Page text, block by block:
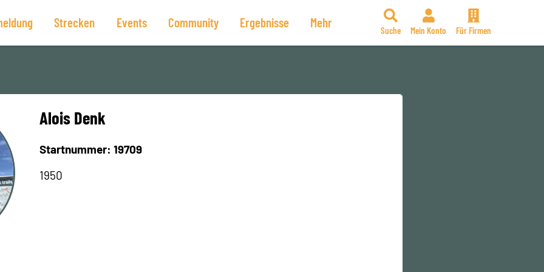
Strecken Events Community Ergebnisse Mehr
Suche Mein Konto Für Firmen
Alois Denk
Startnummer: 19709
1950